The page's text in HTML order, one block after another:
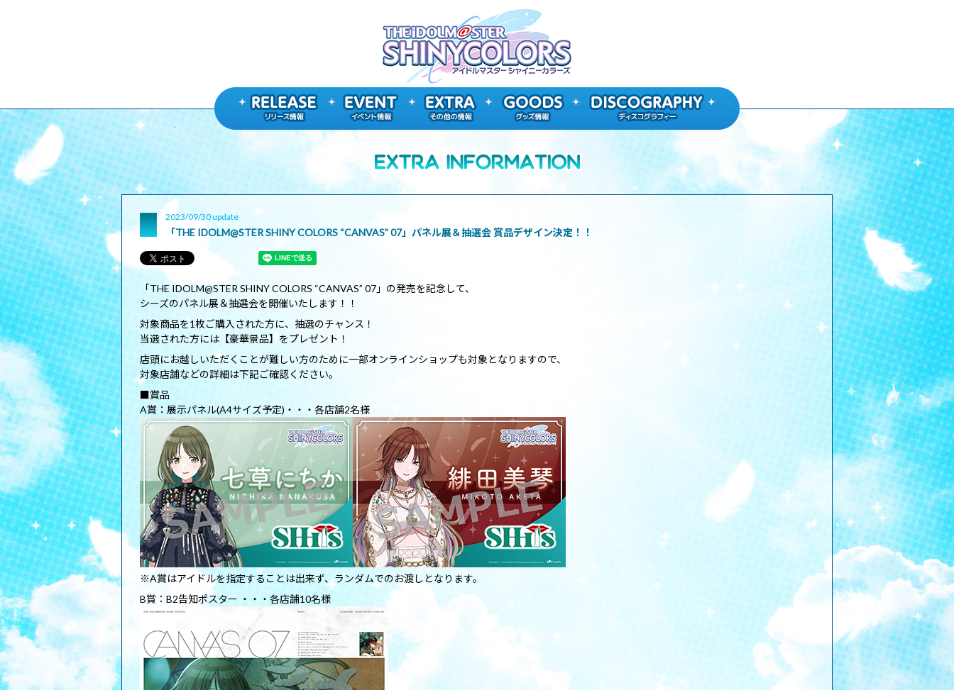
2023/09/30 update
「THE IDOLM@STER SHINY COLORS “CANVAS” 07」パネル展＆抽選会 賞品デザイン決定！！
「THE IDOLM@STER SHINY COLORS “CANVAS” 07」の発売を記念して、
シーズのパネル展＆抽選会を開催いたします！！
対象商品を1枚ご購入された方に、抽選のチャンス！
当選された方には【豪華景品】をプレゼント！
店頭にお越しいただくことが難しい方のために一部オンラインショップも対象となりますので、
対象店舗などの詳細は下記ご確認ください。
■賞品
A賞：展示パネル(A4サイズ予定)・・・各店舗2名様
※A賞はアイドルを指定することは出来ず、ランダムでのお渡しとなります。
B賞：B2告知ポスター ・・・各店舗10名様